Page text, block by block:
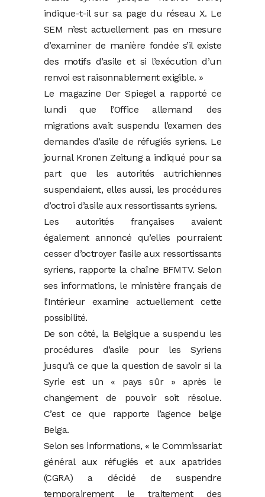
indique-t-il sur sa page du réseau X. Le
SEM n’est actuellement pas en mesure
d’examiner de manière fondée s’il existe
des motifs d’asile et si l’exécution d’un
renvoi est raisonnablement exigible. »
Le magazine Der Spiegel a rapporté ce
lundi que l’Office allemand des
migrations avait suspendu l’examen des
demandes d’asile de réfugiés syriens. Le
journal Kronen Zeitung a indiqué pour sa
part que les autorités autrichiennes
suspendaient, elles aussi, les procédures
d’octroi d’asile aux ressortissants syriens.
Les autorités françaises avaient
également annoncé qu’elles pourraient
cesser d’octroyer l’asile aux ressortissants
syriens, rapporte la chaîne BFMTV. Selon
ses informations, le ministère français de
l’Intérieur examine actuellement cette
possibilité.
De son côté, la Belgique a suspendu les
procédures d’asile pour les Syriens
jusqu’à ce que la question de savoir si la
Syrie est un « pays sûr » après le
changement de pouvoir soit résolue.
C’est ce que rapporte l’agence belge
Belga.
Selon ses informations, « le Commissariat
général aux réfugiés et aux apatrides
(CGRA) a décidé de suspendre
temporairement le traitement des